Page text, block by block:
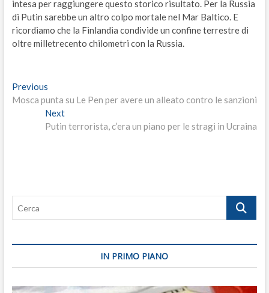
intesa per raggiungere questo storico risultato. Per la Russia
di Putin sarebbe un altro colpo mortale nel Mar Baltico. E
ricordiamo che la Finlandia condivide un confine terrestre di
oltre milletrecento chilometri con la Russia.
Navigazione
articoli
PreviousPrevious
post:
Mosca punta su Le Pen per avere un alleato contro le sanzioni
NextNext
post:
Putin terrorista, c’era un piano per le stragi in Ucraina
Cerca
IN PRIMO PIANO